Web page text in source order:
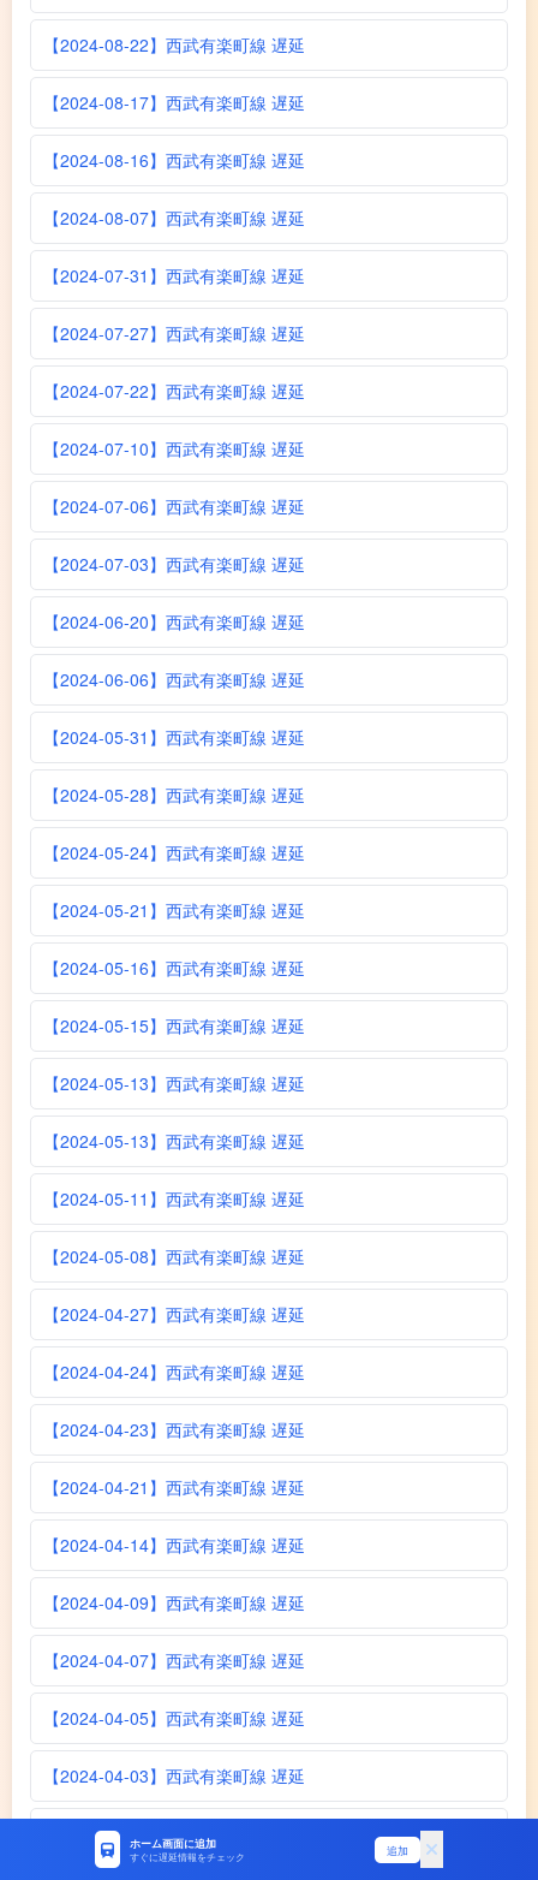
【2024-08-22】西武有楽町線 遅延
【2024-08-17】西武有楽町線 遅延
【2024-08-16】西武有楽町線 遅延
【2024-08-07】西武有楽町線 遅延
【2024-07-31】西武有楽町線 遅延
【2024-07-27】西武有楽町線 遅延
【2024-07-22】西武有楽町線 遅延
【2024-07-10】西武有楽町線 遅延
【2024-07-06】西武有楽町線 遅延
【2024-07-03】西武有楽町線 遅延
【2024-06-20】西武有楽町線 遅延
【2024-06-06】西武有楽町線 遅延
【2024-05-31】西武有楽町線 遅延
【2024-05-28】西武有楽町線 遅延
【2024-05-24】西武有楽町線 遅延
【2024-05-21】西武有楽町線 遅延
【2024-05-16】西武有楽町線 遅延
【2024-05-15】西武有楽町線 遅延
【2024-05-13】西武有楽町線 遅延
【2024-05-13】西武有楽町線 遅延
【2024-05-11】西武有楽町線 遅延
【2024-05-08】西武有楽町線 遅延
【2024-04-27】西武有楽町線 遅延
【2024-04-24】西武有楽町線 遅延
【2024-04-23】西武有楽町線 遅延
【2024-04-21】西武有楽町線 遅延
【2024-04-14】西武有楽町線 遅延
【2024-04-09】西武有楽町線 遅延
【2024-04-07】西武有楽町線 遅延
【2024-04-05】西武有楽町線 遅延
【2024-04-03】西武有楽町線 遅延
【2024-03-29】西武有楽町線 遅延
ホーム画面に追加
すぐに遅延情報をチェック 追加